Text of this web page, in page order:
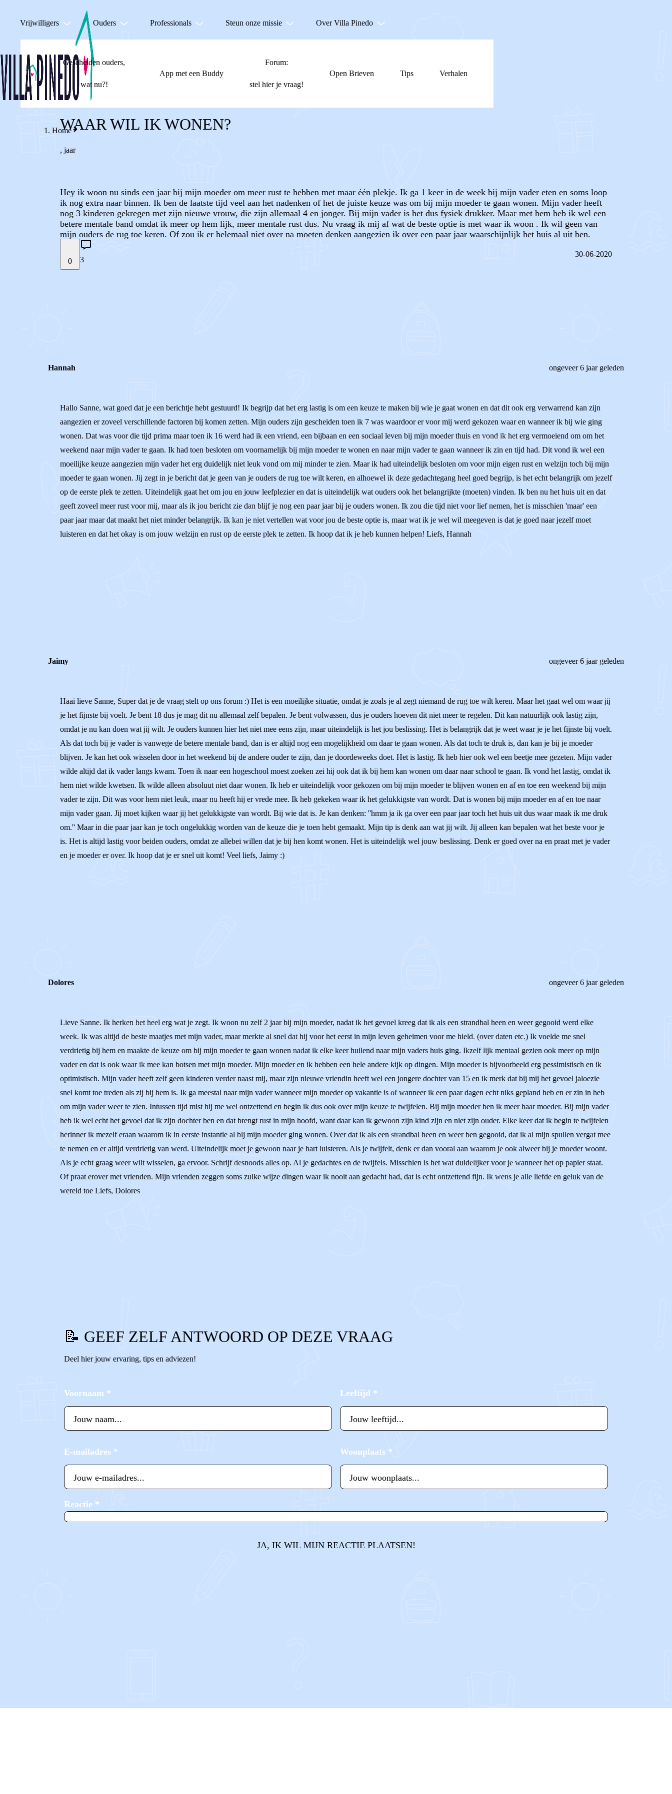
Vrijwilligers Ouders Professionals Steun onze missie Over Villa Pinedo
Gescheiden ouders,
wat nu?!
App met een Buddy
Forum:
stel hier je vraag!
Open Brieven Tips Verhalen
Home
WAAR WIL IK WONEN?
, jaar
Hey ik woon nu sinds een jaar bij mijn moeder om meer rust te hebben met maar één plekje. Ik ga 1 keer in de week bij mijn vader eten en soms loop
ik nog extra naar binnen. Ik ben de laatste tijd veel aan het nadenken of het de juiste keuze was om bij mijn moeder te gaan wonen. Mijn vader heeft
nog 3 kinderen gekregen met zijn nieuwe vrouw, die zijn allemaal 4 en jonger. Bij mijn vader is het dus fysiek drukker. Maar met hem heb ik wel een
betere mentale band omdat ik meer op hem lijk, meer mentale rust dus. Nu vraag ik mij af wat de beste optie is met waar ik woon . Ik wil geen van
mijn ouders de rug toe keren. Of zou ik er helemaal niet over na moeten denken aangezien ik over een paar jaar waarschijnlijk het huis al uit ben.
0 3
30-06-2020
Hannah ongeveer 6 jaar geleden
Hallo Sanne, wat goed dat je een berichtje hebt gestuurd! Ik begrijp dat het erg lastig is om een keuze te maken bij wie je gaat wonen en dat dit ook erg verwarrend kan zijn
aangezien er zoveel verschillende factoren bij komen zetten. Mijn ouders zijn gescheiden toen ik 7 was waardoor er voor mij werd gekozen waar en wanneer ik bij wie ging
wonen. Dat was voor die tijd prima maar toen ik 16 werd had ik een vriend, een bijbaan en een sociaal leven bij mijn moeder thuis en vond ik het erg vermoeiend om om het
weekend naar mijn vader te gaan. Ik had toen besloten om voornamelijk bij mijn moeder te wonen en naar mijn vader te gaan wanneer ik zin en tijd had. Dit vond ik wel een
moeilijke keuze aangezien mijn vader het erg duidelijk niet leuk vond om mij minder te zien. Maar ik had uiteindelijk besloten om voor mijn eigen rust en welzijn toch bij mijn
moeder te gaan wonen. Jij zegt in je bericht dat je geen van je ouders de rug toe wilt keren, en alhoewel ik deze gedachtegang heel goed begrijp, is het echt belangrijk om jezelf
op de eerste plek te zetten. Uiteindelijk gaat het om jou en jouw leefplezier en dat is uiteindelijk wat ouders ook het belangrijkte (moeten) vinden. Ik ben nu het huis uit en dat
geeft zoveel meer rust voor mij, maar als ik jou bericht zie dan blijf je nog een paar jaar bij je ouders wonen. Ik zou die tijd niet voor lief nemen, het is misschien 'maar' een
paar jaar maar dat maakt het niet minder belangrijk. Ik kan je niet vertellen wat voor jou de beste optie is, maar wat ik je wel wil meegeven is dat je goed naar jezelf moet
luisteren en dat het okay is om jouw welzijn en rust op de eerste plek te zetten. Ik hoop dat ik je heb kunnen helpen! Liefs, Hannah
Jaimy ongeveer 6 jaar geleden
Haai lieve Sanne, Super dat je de vraag stelt op ons forum :) Het is een moeilijke situatie, omdat je zoals je al zegt niemand de rug toe wilt keren. Maar het gaat wel om waar jij
je het fijnste bij voelt. Je bent 18 dus je mag dit nu allemaal zelf bepalen. Je bent volwassen, dus je ouders hoeven dit niet meer te regelen. Dit kan natuurlijk ook lastig zijn,
omdat je nu kan doen wat jij wilt. Je ouders kunnen hier het niet mee eens zijn, maar uiteindelijk is het jou beslissing. Het is belangrijk dat je weet waar je je het fijnste bij voelt.
Als dat toch bij je vader is vanwege de betere mentale band, dan is er altijd nog een mogelijkheid om daar te gaan wonen. Als dat toch te druk is, dan kan je bij je moeder
blijven. Je kan het ook wisselen door in het weekend bij de andere ouder te zijn, dan je doordeweeks doet. Het is lastig. Ik heb hier ook wel een beetje mee gezeten. Mijn vader
wilde altijd dat ik vader langs kwam. Toen ik naar een hogeschool moest zoeken zei hij ook dat ik bij hem kan wonen om daar naar school te gaan. Ik vond het lastig, omdat ik
hem niet wilde kwetsen. Ik wilde alleen absoluut niet daar wonen. Ik heb er uiteindelijk voor gekozen om bij mijn moeder te blijven wonen en af en toe een weekend bij mijn
vader te zijn. Dit was voor hem niet leuk, maar nu heeft hij er vrede mee. Ik heb gekeken waar ik het gelukkigste van wordt. Dat is wonen bij mijn moeder en af en toe naar
mijn vader gaan. Jij moet kijken waar jij het gelukkigste van wordt. Bij wie dat is. Je kan denken: ''hmm ja ik ga over een paar jaar toch het huis uit dus waar maak ik me druk
om.'' Maar in die paar jaar kan je toch ongelukkig worden van de keuze die je toen hebt gemaakt. Mijn tip is denk aan wat jij wilt. Jij alleen kan bepalen wat het beste voor je
is. Het is altijd lastig voor beiden ouders, omdat ze allebei willen dat je bij hen komt wonen. Het is uiteindelijk wel jouw beslissing. Denk er goed over na en praat met je vader
en je moeder er over. Ik hoop dat je er snel uit komt! Veel liefs, Jaimy :)
Dolores ongeveer 6 jaar geleden
Lieve Sanne. Ik herken het heel erg wat je zegt. Ik woon nu zelf 2 jaar bij mijn moeder, nadat ik het gevoel kreeg dat ik als een strandbal heen en weer gegooid werd elke
week. Ik was altijd de beste maatjes met mijn vader, maar merkte al snel dat hij voor het eerst in mijn leven geheimen voor me hield. (over daten etc.) Ik voelde me snel
verdrietig bij hem en maakte de keuze om bij mijn moeder te gaan wonen nadat ik elke keer huilend naar mijn vaders huis ging. Ikzelf lijk mentaal gezien ook meer op mijn
vader en dat is ook waar ik mee kan botsen met mijn moeder. Mijn moeder en ik hebben een hele andere kijk op dingen. Mijn moeder is bijvoorbeeld erg pessimistisch en ik
optimistisch. Mijn vader heeft zelf geen kinderen verder naast mij, maar zijn nieuwe vriendin heeft wel een jongere dochter van 15 en ik merk dat bij mij het gevoel jaloezie
snel komt toe treden als zij bij hem is. Ik ga meestal naar mijn vader wanneer mijn moeder op vakantie is of wanneer ik een paar dagen echt niks gepland heb en er zin in heb
om mijn vader weer te zien. Intussen tijd mist hij me wel ontzettend en begin ik dus ook over mijn keuze te twijfelen. Bij mijn moeder ben ik meer haar moeder. Bij mijn vader
heb ik wel echt het gevoel dat ik zijn dochter ben en dat brengt rust in mijn hoofd, want daar kan ik gewoon zijn kind zijn en niet zijn ouder. Elke keer dat ik begin te twijfelen
herinner ik mezelf eraan waarom ik in eerste instantie al bij mijn moeder ging wonen. Over dat ik als een strandbal heen en weer ben gegooid, dat ik al mijn spullen vergat mee
te nemen en er altijd verdrietig van werd. Uiteindelijk moet je gewoon naar je hart luisteren. Als je twijfelt, denk er dan vooral aan waarom je ook alweer bij je moeder woont.
Als je echt graag weer wilt wisselen, ga ervoor. Schrijf desnoods alles op. Al je gedachtes en de twijfels. Misschien is het wat duidelijker voor je wanneer het op papier staat.
Of praat erover met vrienden. Mijn vrienden zeggen soms zulke wijze dingen waar ik nooit aan gedacht had, dat is echt ontzettend fijn. Ik wens je alle liefde en geluk van de
wereld toe Liefs, Dolores
📝 GEEF ZELF ANTWOORD OP DEZE VRAAG
Deel hier jouw ervaring, tips en adviezen!
Voornaam * Leeftijd *
E-mailadres * Woonplaats *
Reactie *
JA, IK WIL MIJN REACTIE PLAATSEN!